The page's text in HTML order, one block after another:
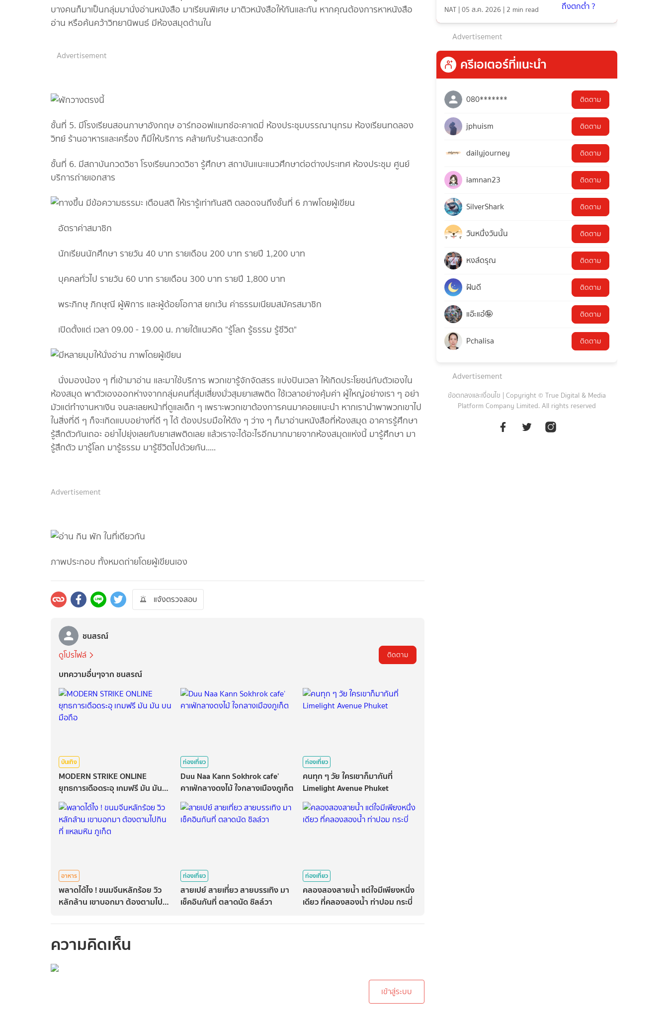
บางคนก็มาเป็นกลุ่มมานั่งอ่านหนังสือ มาเรียนพิเศษ มาติวหนังสือให้กันและกัน หากคุณต้องการหาหนังสือ
อ่าน หรือค้นคว้าวิทยานิพนธ์ มีห้องสมุดด้านใน
Advertisement
ชั้นที่ 5. มีโรงเรียนสอนภาษาอังกฤษ อาร์ทออฟแมทซ์อะคาเดมี่ ห้องประชุมบรรณานุกรม ห้องเรียนทดลอง
วิทย์ ร้านอาหารและเครื่อง ก็มีให้บริการ คล้ายกับร้านสะดวกซื้อ
ชั้นที่ 6. มีสถาบันกวดวิชา โรงเรียนกวดวิชา รู้ศึกษา สถาบันแนะแนวศึกษาต่อต่างประเทศ ห้องประชุม ศูนย์
บริการถ่ายเอกสาร
อัตราค่าสมาชิก
นักเรียนนักศึกษา รายวัน 40 บาท รายเดือน 200 บาท รายปี 1,200 บาท
บุคคลทั่วไป รายวัน 60 บาท รายเดือน 300 บาท รายปี 1,800 บาท
พระภิกษุ ภิกษุณี ผู้พิการ และผู้ด้อยโอกาส ยกเว้น ค่าธรรมเนียมสมัครสมาชิก
เปิดตั้งแต่ เวลา 09.00 - 19.00 น. ภายใต้แนวคิด "รู้โลก รู้ธรรม รู้ชีวิต"
นั่งมองน้อง ๆ ที่เข้ามาอ่าน และมาใช้บริการ พวกเขารู้จักจัดสรร แบ่งปันเวลา ให้เกิดประโยชน์กับตัวเองใน
ห้องสมุด พาตัวเองออกห่างจากกลุ่มคนที่สุ่มเสี่ยงมั่วสุมยาเสพติด ใช้เวลาอย่างคุ้มค่า ผู้ใหญ่อย่างเรา ๆ อย่า
มัวแต่ทำงานหาเงิน จนละเลยหน้าที่ดูแลเด็ก ๆ เพราะพวกเขาต้องการคนมาคอยแนะนำ หากเรานำพาพวกเขาไป
ในสิ่งที่ดี ๆ ก็จะเกิดแบบอย่างที่ดี ๆ ได้ ต้องปรบมือให้ดัง ๆ ว่าง ๆ ก็มาอ่านหนังสือที่ห้องสมุด อาคารรู้ศึกษา
รู้สึกตัวกันเถอะ อย่าไปยุ่งเลยกับยาเสพติดเลย แล้วเราจะได้อะไรอีกมากมายจากห้องสมุดแห่งนี้ มารู้ศึกษา มา
รู้สึกตัว มารู้โลก มารู้ธรรม มารู้ชีวิตไปด้วยกัน.....
Advertisement
ภาพประกอบ ทั้งหมดถ่ายโดยผู้เขียนเอง
แจ้งตรวจสอบ
ชนสรณ์
ดูโปรไฟล์ ติดตาม
บทความอื่นๆจาก ชนสรณ์
บันเทิง
MODERN STRIKE ONLINE
ยุทธการเดือดระอุ เกมฟรี มัน มัน
บนมือถือ
ท่องเที่ยว
Duu Naa Kann Sokhrok cafe’
คาเฟ่กลางดงไม้ ใจกลางเมืองภูเก็ต
ท่องเที่ยว
คนทุก ๆ วัย ใครเขาก็มากันที่
Limelight Avenue Phuket
อาหาร
พลาดได้ไง ! ขนมจีนหลักร้อย วิว
หลักล้าน เขาบอกมา ต้องตามไปกิน
ท่องเที่ยว
สายเปย์ สายเที่ยว สายบรรเทิง มา
เช็คอินกันที่ ตลาดนัด ชิลล์วา
ท่องเที่ยว
คลองสองสายน้ำ แต่ใจมีเพียงหนึ่ง
เดียว ที่คลองสองน้ำ ท่าปอม กระบี่
ความคิดเห็น
เข้าสู่ระบบ
NAT |05 ส.ค. 2026 | 2 min read
Advertisement
ครีเอเตอร์ที่แนะนำ
080******* ติดตาม
jphuism ติดตาม
dailyjourney ติดตาม
iamnan23 ติดตาม
SilverShark ติดตาม
วันหนึ่งวันนั้น ติดตาม
หงส์ดรุณ ติดตาม
ฝันดี ติดตาม
แอ๊ะแอ๋🤪 ติดตาม
Pchalisa ติดตาม
Advertisement
ข้อตกลงและเงื่อนไข | Copyright © True Digital & Media
Platform Company Limited. All rights reserved